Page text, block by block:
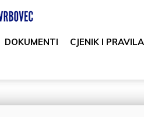
DOKUMENTI CJENIK I